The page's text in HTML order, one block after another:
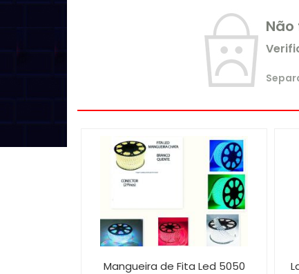
Mangueira de Fita Led 5050